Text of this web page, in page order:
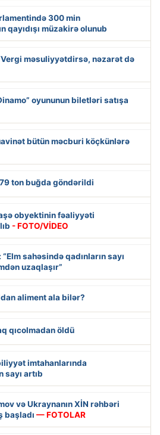
300 min
qayıdışı müzakirə olunub
məsuliyyətdirsə, nəzarət də
oyununun biletləri satışa
bütün məcburi köçkünlərə
ton buğda göndərildi
obyektinin fəaliyyəti
- FOTO/VİDEO
sahəsində qadınların sayı
uzaqlaşır”
aliment ala bilər?
qıcolmadan öldü
imtahanlarında
artıb
və Ukraynanın XİN rəhbəri
başladı — FOTOLAR